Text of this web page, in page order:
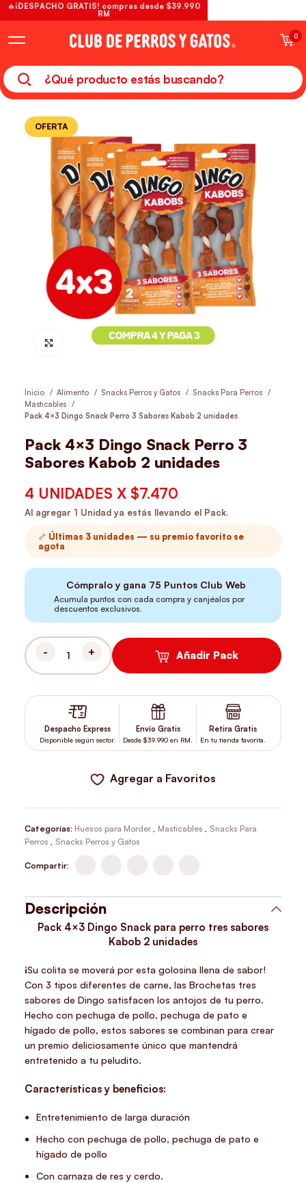
0
OFERTA
Hacer Zoom
Inicio Alimento Snacks Perros y Gatos
Snacks Para Perros
Masticables
Pack 4×3 Dingo Snack Perro 3 Sabores Kabob 2 unidades
Pack 4×3 Dingo Snack Perro 3
Sabores Kabob 2 unidades
4 UNIDADES X $7.470
🦴 Últimas 3 unidades — su premio favorito se
agota
Cómpralo y gana 75 Puntos Club Web
Acumula puntos con cada compra y canjéalos por
descuentos exclusivos.
PACK 4X3 DINGO SNACK PERRO 3 SABORES KABOB 2 UNIDADES
Añadir Pack
Despacho Express
Disponible según sector.
Envío Gratis
Desde $39.990 en RM.
Retira Gratis
En tu tienda favorita.
Agregar a Favoritos
Categorías: Huesos para Morder, Masticables , Snacks Para
Perros , Snacks Perros y Gatos
Compartir:
Descripción
Pack 4×3 Dingo Snack para perro tres sabores
Kabob 2 unidades
¡Su colita se moverá por esta golosina llena de sabor!
Con 3 tipos diferentes de carne, las Brochetas tres
sabores de Dingo satisfacen los antojos de tu perro.
Hecho con pechuga de pollo, pechuga de pato e
hígado de pollo, estos sabores se combinan para crear
un premio deliciosamente único que mantendrá
entretenido a tu peludito.
Características y beneficios:
Entretenimiento de larga duración
Hecho con pechuga de pollo, pechuga de pato e
hígado de pollo
Con carnaza de res y cerdo.
🔥¡DESPACHO GRATIS! compras desde $39.990
RM